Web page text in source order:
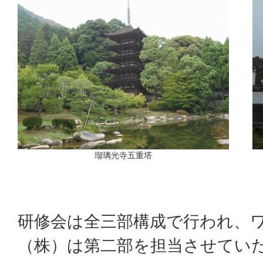
瑠璃光寺五重塔
研修会は全三部構成で行われ、
（株）は第二部を担当させてい